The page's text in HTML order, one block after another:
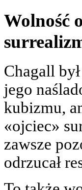
Wolność
Chagall
jego
kubizmu,
«ojciec»
zawsze
odrzucał